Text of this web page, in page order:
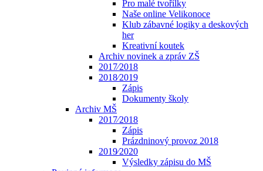
Pro malé tvořílky
Naše online Velikonoce
Klub zábavné logiky a deskových
her
Kreativní koutek
Archiv novinek a zpráv ZŠ
2017⁄2018
2018⁄2019
Zápis
Dokumenty školy
Archiv MŠ
2017⁄2018
Zápis
Prázdninový provoz 2018
2019⁄2020
Výsledky zápisu do MŠ